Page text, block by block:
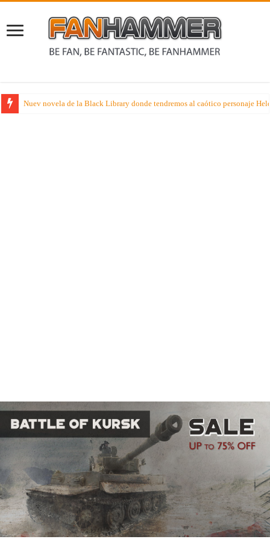
Cubil de Pumuky – Disfruta de la brillante armadura de los Lumineth de